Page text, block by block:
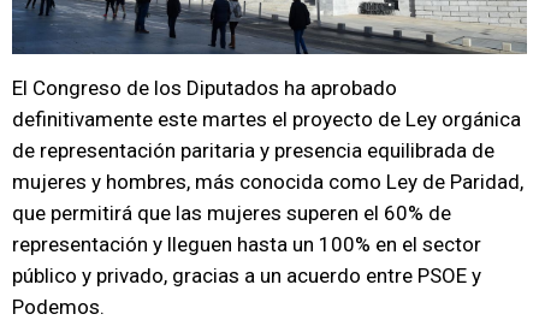
El Congreso de los Diputados ha aprobado
definitivamente este martes el proyecto de Ley orgánica
de representación paritaria y presencia equilibrada de
mujeres y hombres, más conocida como Ley de Paridad,
que permitirá que las mujeres superen el 60% de
representación y lleguen hasta un 100% en el sector
público y privado, gracias a un acuerdo entre PSOE y
Podemos.